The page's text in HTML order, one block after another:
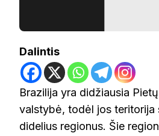
Dalintis
Brazilija yra didžiausia
valstybė, todėl jos teritorija
didelius regionus. Šie